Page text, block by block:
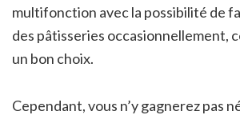
multifonction avec la possibilité de
des pâtisseries occasionnellement,
un bon choix.
Cependant, vous n’y gagnerez pas